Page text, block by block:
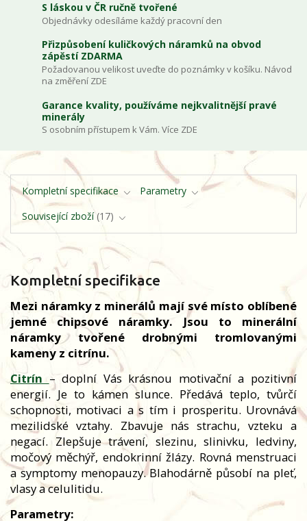
S láskou v ČR ručně tvořené
Objednávky odesíláme každý pracovní den
Přizpůsobení kuličkových náramků na obvod
zápěstí ZDARMA
Požadovanou velikost uveďte do poznámky v košíku. Návod
na změření ZDE
Garance kvality, používáme nejkvalitnější pravé
minerály
S osobním přístupem k Vám. Více ZDE
Kompletní specifikace
Parametry
Související zboží 17
Kompletní specifikace
Mezi náramky z minerálů mají své místo oblíbené
jemné chipsové náramky. Jsou to minerální
náramky tvořené drobnými tromlovanými
kameny z citrínu.
Citrín – doplní Vás krásnou motivační a pozitivní
energií. Je to kámen slunce. Předává teplo, tvůrčí
schopnosti, motivaci a s tím i prosperitu. Urovnává
mezilidské vztahy. Zbavuje nás strachu, vzteku a
negací. Zlepšuje trávení, slezinu, slinivku, ledviny,
močový měchýř, endokrinní žlázy. Rovná menstruaci
a symptomy menopauzy. Blahodárně působí na pleť,
vlasy a celulitidu.
Parametry: